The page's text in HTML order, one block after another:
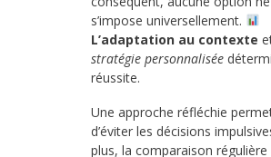
s’impose universellement.
L’adaptation au contexte
stratégie personnalisée
réussite.
Une approche réfléchie
d’éviter les décisions
plus, la comparaison régulière